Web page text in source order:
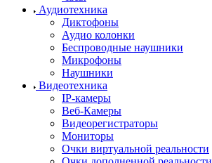
Аудиотехника
Диктофоны
Аудио колонки
Беспроводные наушники
Микрофоны
Наушники
Видеотехника
IP-камеры
Веб-Камеры
Видеорегистраторы
Мониторы
Очки виртуальной реальности